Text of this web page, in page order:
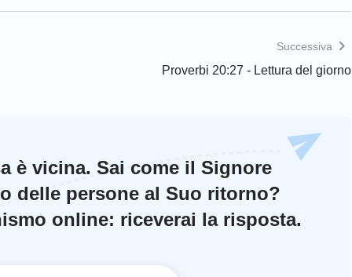
Successiva
Proverbi 20:27 - Lettura del giorno
è vicina. Sai come il Signore
delle persone al Suo ritorno?
online: riceverai la risposta.